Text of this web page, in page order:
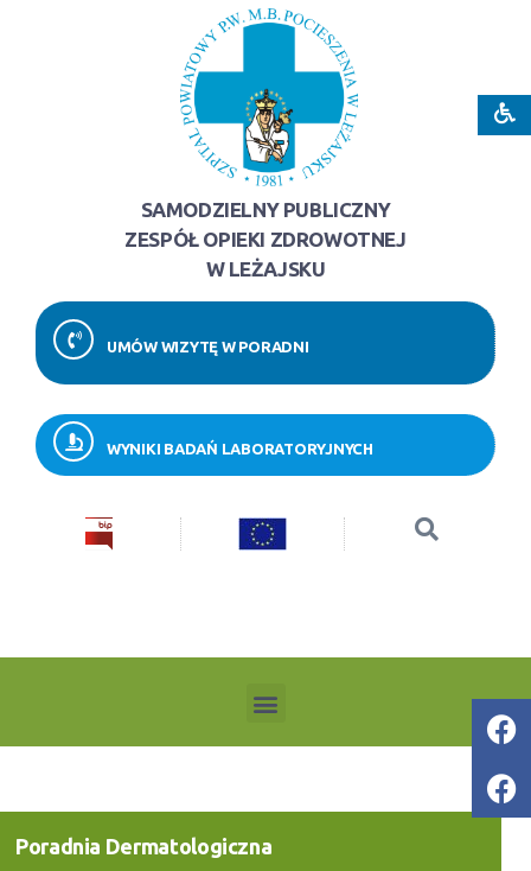
SAMODZIELNY PUBLICZNY
ZESPÓŁ OPIEKI ZDROWOTNEJ
W LEŻAJSKU
UMÓW WIZYTĘ W PORADNI
WYNIKI BADAŃ LABORATORYJNYCH
Poradnia Dermatologiczna